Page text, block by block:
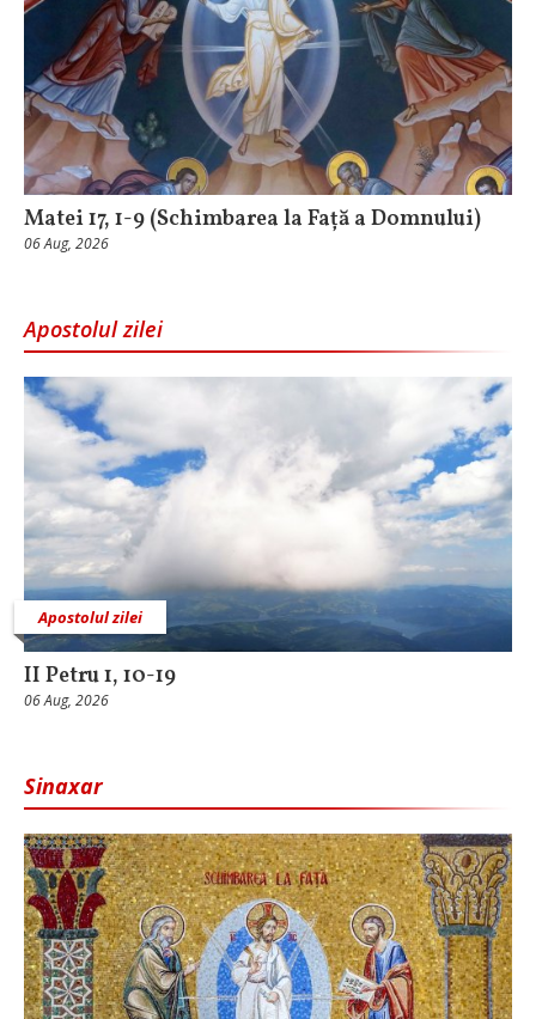
Matei 17, 1-9 (Schimbarea la Față a Domnului)
06 Aug, 2026
Apostolul zilei
Apostolul zilei
II Petru 1, 10-19
06 Aug, 2026
Sinaxar